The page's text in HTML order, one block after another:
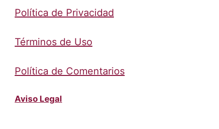
Política de Privacidad
Términos de Uso
Política de Comentarios
Aviso Legal